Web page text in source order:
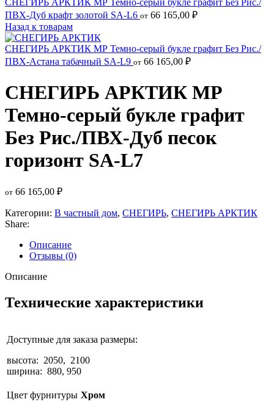
СНЕГИРЬ АРКТИК МР Темно-серый букле графит Без Рис./
ПВХ-Дуб крафт золотой SA-L6 от 66 165,00 ₽
Назад к товарам
СНЕГИРЬ АРКТИК МР Темно-серый букле графит Без Рис./
ПВХ-Астана табачный SA-L9 от 66 165,00 ₽
СНЕГИРЬ АРКТИК МР
Темно-серый букле графит
Без Рис./ПВХ-Дуб песок
горизонт SA-L7
от 66 165,00 ₽
Категории: В частный дом, СНЕГИРЬ, СНЕГИРЬ АРКТИК
Share:
Описание
Отзывы (0)
Описание
Технические характеристики
Доступные для заказа размеры:
высота: 2050, 2100
ширина: 880, 950
Цвет фурнитуры Хром